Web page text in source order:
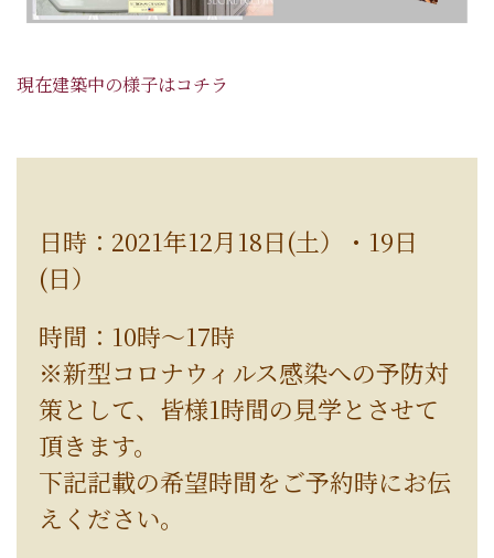
現在建築中の様子はコチラ
日時：2021年12月18日(土）・19日
(日）
時間：10時～17時
※新型コロナウィルス感染への予防対
策として、皆様1時間の見学とさせて
頂きます。
下記記載の希望時間をご予約時にお伝
えください。